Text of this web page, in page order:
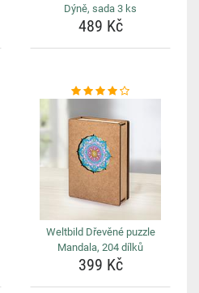
Dýně, sada 3 ks
489 Kč
Weltbild Dřevěné puzzle
Mandala, 204 dílků
399 Kč